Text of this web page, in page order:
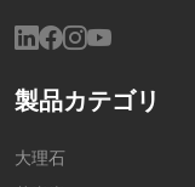
製品カテゴリ
大理石